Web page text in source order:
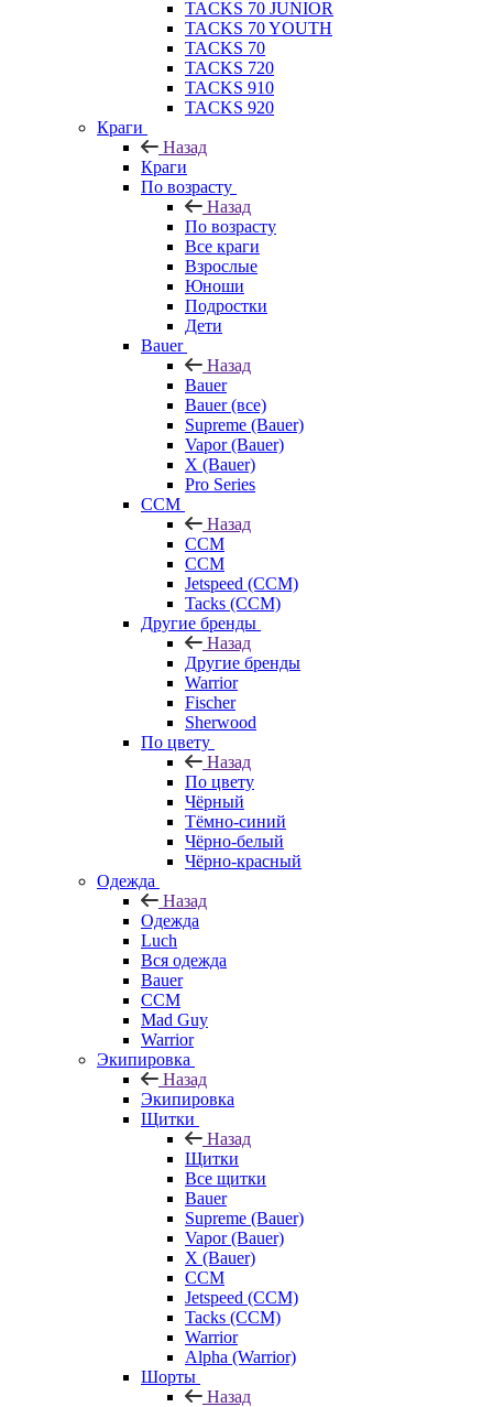
TACKS 70 JUNIOR
TACKS 70 YOUTH
TACKS 70
TACKS 720
TACKS 910
TACKS 920
Краги
Назад
Краги
По возрасту
Назад
По возрасту
Все краги
Взрослые
Юноши
Подростки
Дети
Bauer
Назад
Bauer
Bauer (все)
Supreme (Bauer)
Vapor (Bauer)
X (Bauer)
Pro Series
CCM
Назад
CCM
CCM
Jetspeed (CCM)
Tacks (CCM)
Другие бренды
Назад
Другие бренды
Warrior
Fischer
Sherwood
По цвету
Назад
По цвету
Чёрный
Тёмно-синий
Чёрно-белый
Чёрно-красный
Одежда
Назад
Одежда
Luch
Вся одежда
Bauer
CCM
Mad Guy
Warrior
Экипировка
Назад
Экипировка
Щитки
Назад
Щитки
Все щитки
Bauer
Supreme (Bauer)
Vapor (Bauer)
X (Bauer)
CCM
Jetspeed (CCM)
Tacks (CCM)
Warrior
Alpha (Warrior)
Шорты
Назад